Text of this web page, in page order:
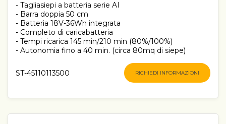
- Tagliasiepi a batteria serie AI
- Barra doppia 50 cm
- Batteria 18V-36Wh integrata
- Completo di caricabatteria
- Tempi ricarica 145 min/210 min (80%/100%)
- Autonomia fino a 40 min. (circa 80mq di siepe)
ST-45110113500 RICHIEDI INFORMAZIONI